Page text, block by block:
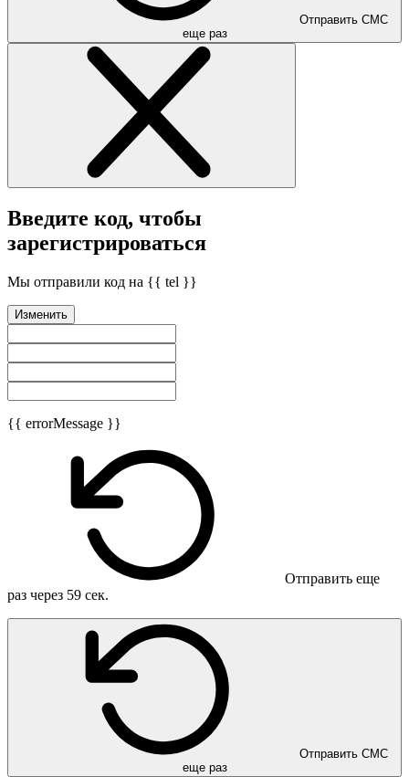
еще раз
Введите код, чтобы
зарегистрироваться
Мы отправили код на {{ tel }}
Изменить
{{ errorMessage }}
Отправить еще
раз через 59 сек.
еще раз